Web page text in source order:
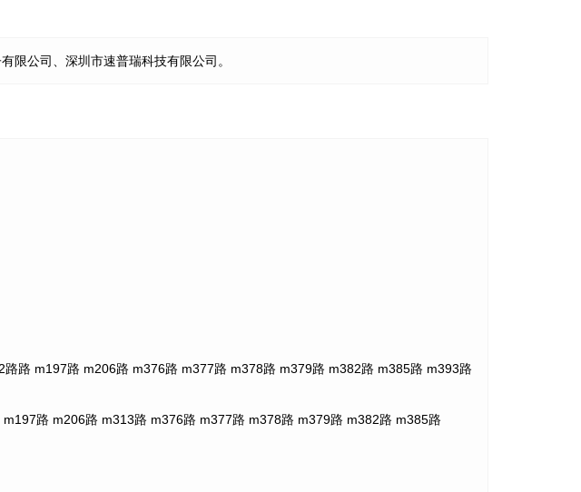
限公司、深圳市速普瑞科技有限公司。
路 m197路 m206路 m376路 m377路 m378路 m379路 m382路 m385路 m393路
路 m206路 m313路 m376路 m377路 m378路 m379路 m382路 m385路